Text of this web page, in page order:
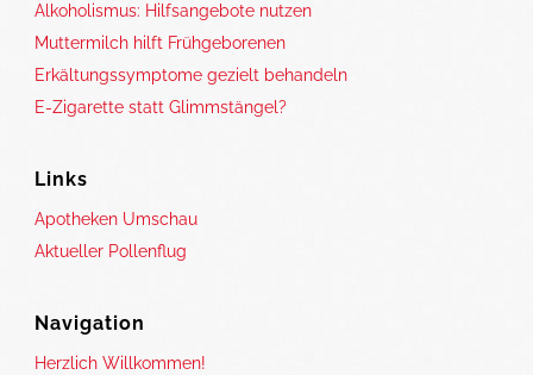
Alkoholismus: Hilfsangebote nutzen
Muttermilch hilft Frühgeborenen
Erkältungssymptome gezielt behandeln
E-Zigarette statt Glimmstängel?
Links
Apotheken Umschau
Aktueller Pollenflug
Navigation
Herzlich Willkommen!